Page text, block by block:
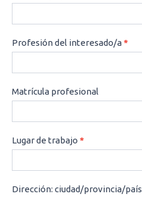
Profesión del interesado/a*
Matrícula profesional
Lugar de trabajo *
Dirección: ciudad/provincia/país